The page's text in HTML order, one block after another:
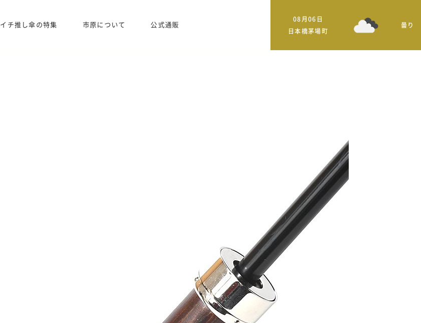
イチ推し傘の特集 市原について 公式通販
08月06日
日本橋茅場町
曇り